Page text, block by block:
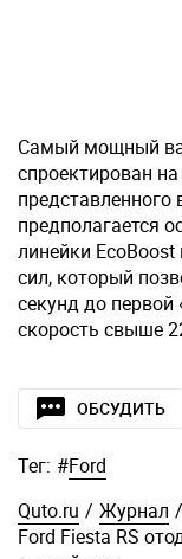
Самый мощный
спроектирован
предполагается
линейки
сил, который
секунд до
скорость свыше
ОБСУДИТЬ
Тег: #Ford
Quto.ru / Журнал /
Ford Fiesta RS